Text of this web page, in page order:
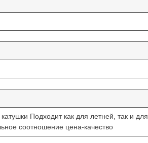
Подходит как для летней, так и для
соотношение цена-качество